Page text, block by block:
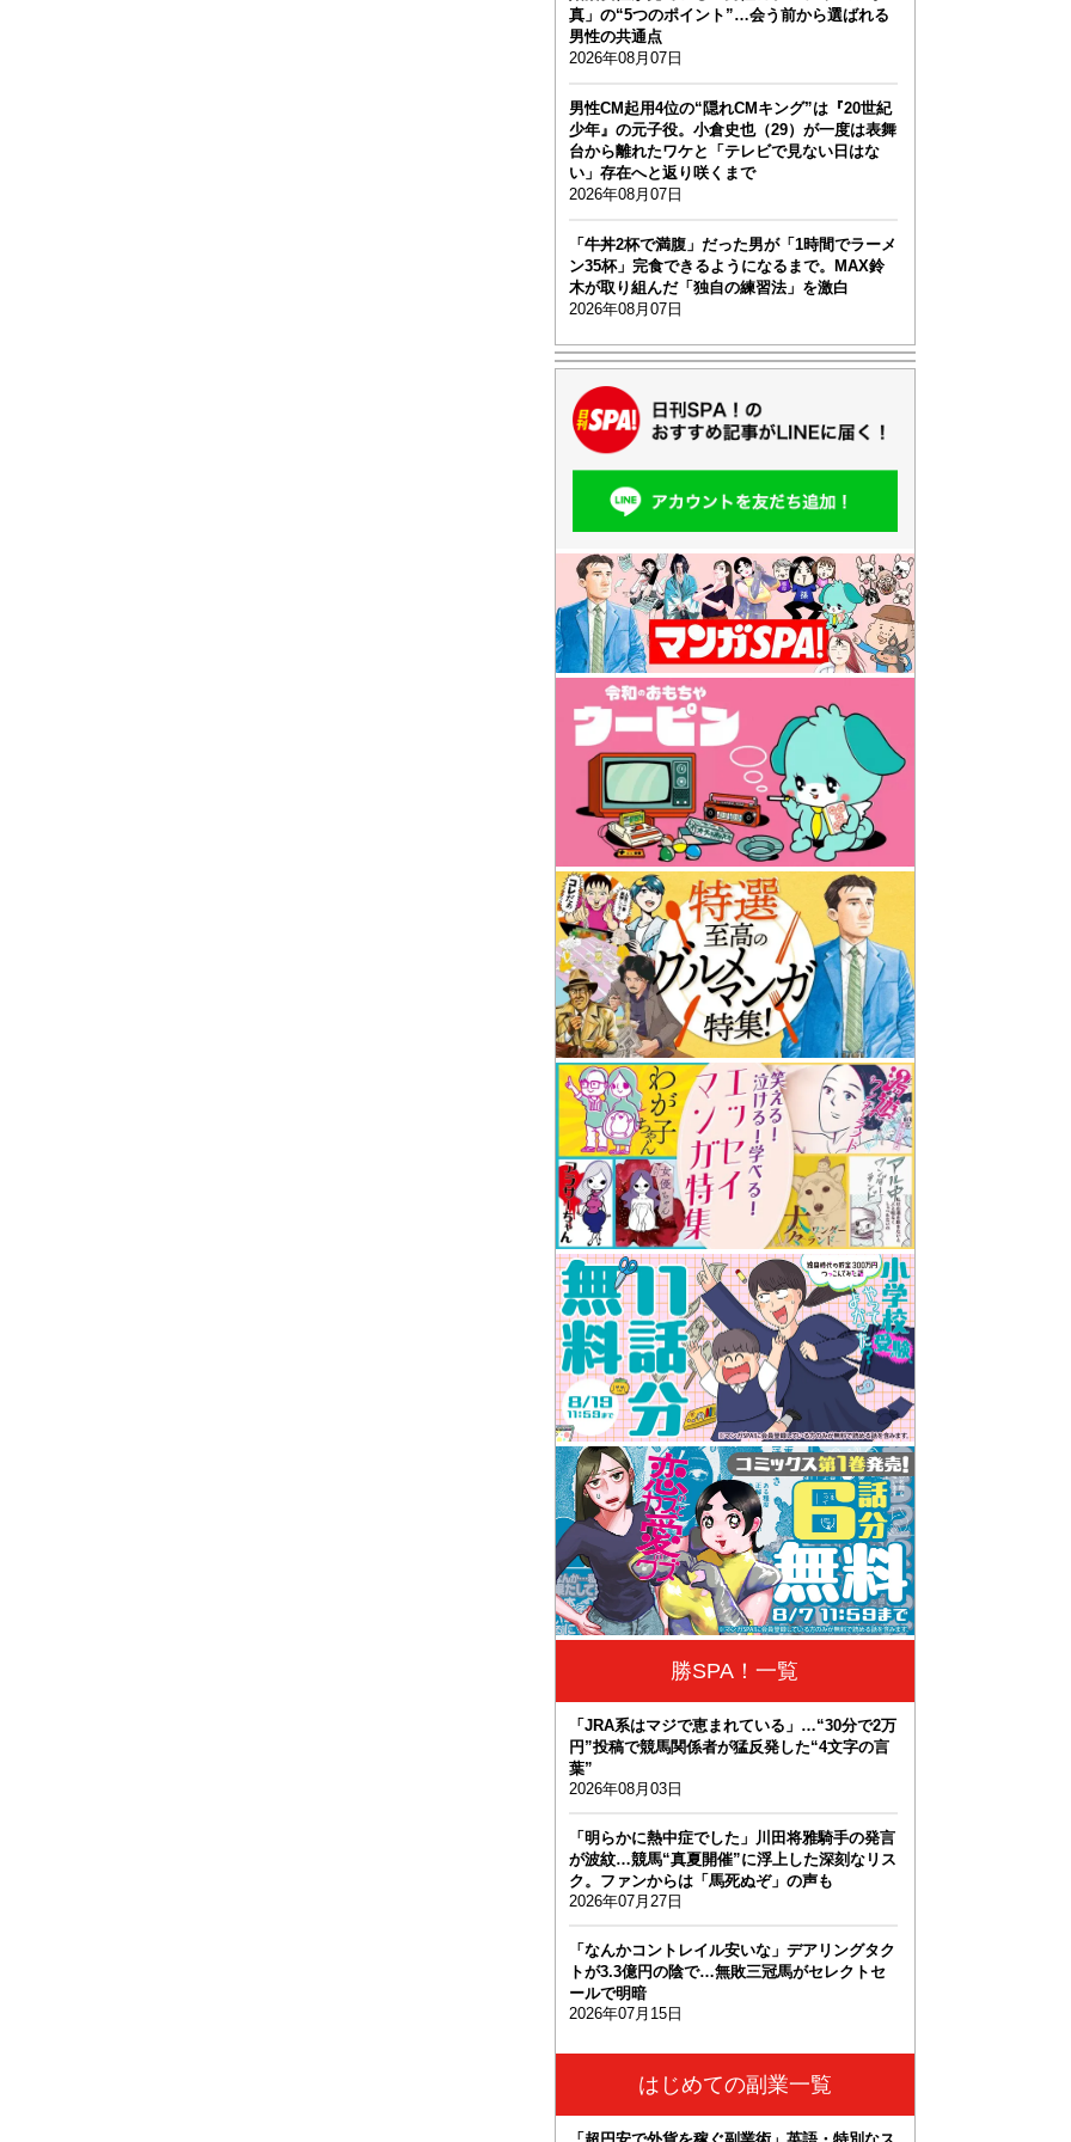
真」の“5つのポイント”…会う前から選ばれる
男性の共通点
2026年08月07日
男性CM起用4位の“隠れCMキング”は『20世紀
少年』の元子役。小倉史也（29）が一度は表舞
台から離れたワケと「テレビで見ない日はな
い」存在へと返り咲くまで
2026年08月07日
「牛丼2杯で満腹」だった男が「1時間でラーメ
ン35杯」完食できるようになるまで。MAX鈴
木が取り組んだ「独自の練習法」を激白
2026年08月07日
勝SPA！一覧
「JRA系はマジで恵まれている」…“30分で2万
円”投稿で競馬関係者が猛反発した“4文字の言
葉”
2026年08月03日
「明らかに熱中症でした」川田将雅騎手の発言
が波紋…競馬“真夏開催”に浮上した深刻なリス
ク。ファンからは「馬死ぬぞ」の声も
2026年07月27日
「なんかコントレイル安いな」デアリングタク
トが3.3億円の陰で…無敗三冠馬がセレクトセ
ールで明暗
2026年07月15日
はじめての副業一覧